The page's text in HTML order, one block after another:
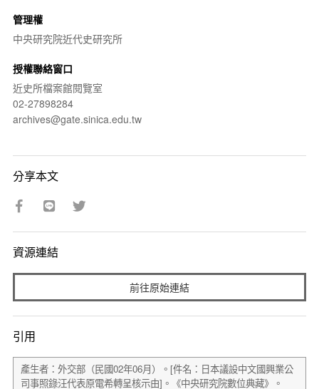
管理權
中央研究院近代史研究所
授權聯絡窗口
近史所檔案館閱覽室
02-27898284
archives@gate.sinica.edu.tw
分享本文
資源連結
前往原始連結
引用